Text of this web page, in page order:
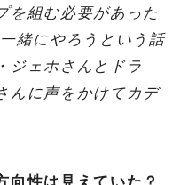
を組む必要があった
緒にやろうという話
ジェホさんとドラ
んに声をかけてカデ